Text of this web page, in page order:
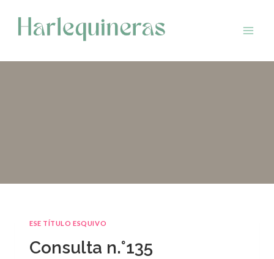
contenido
ESE TÍTULO ESQUIVO
Consulta n.°135